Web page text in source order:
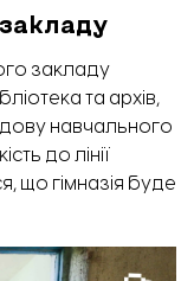
закладу
та архів,
навчального
до лінії
що гімназія буде